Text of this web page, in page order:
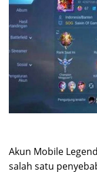
Akun Mobile
salah satu